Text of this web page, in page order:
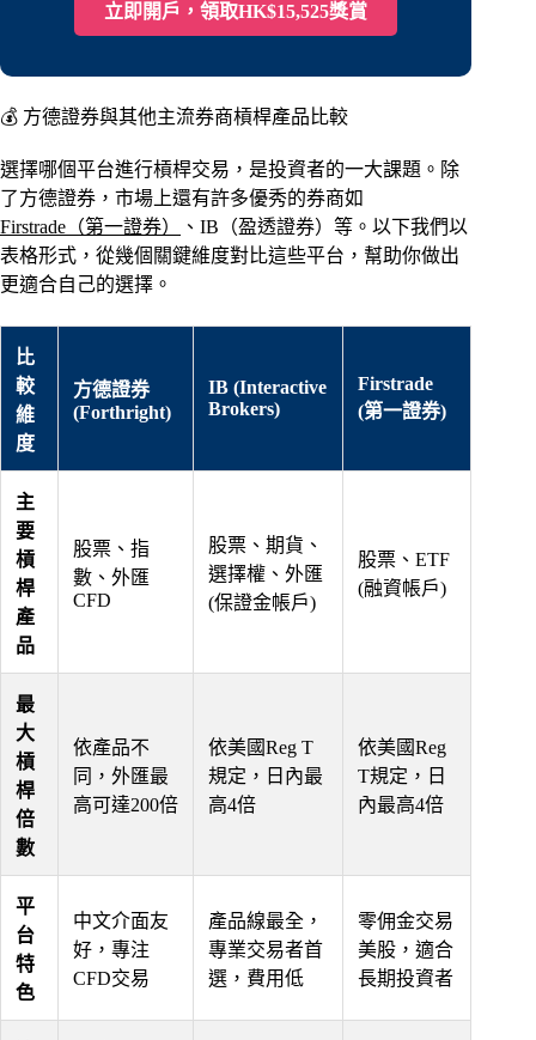
立即開戶，領取HK$15,525獎賞
💰 方德證券與其他主流券商槓桿產品比較
選擇哪個平台進行槓桿交易，是投資者的一大課題。除
了方德證券，市場上還有許多優秀的券商如
Firstrade（第一證券）
、IB（盈透證券）等。以下我們以
表格形式，從幾個關鍵維度對比這些平台，幫助你做出
更適合自己的選擇。
比
較
維
度
方德證券
(Forthright)
IB (Interactive
Brokers)
Firstrade
(第一證券)
主
要
槓
桿
產
品
股票、指
數、外匯
CFD
股票、期貨、
選擇權、外匯
(保證金帳戶)
股票、ETF
(融資帳戶)
最
大
槓
桿
倍
數
依產品不
同，外匯最
高可達200倍
依美國Reg T
規定，日內最
高4倍
依美國Reg
T規定，日
內最高4倍
平
台
特
色
中文介面友
好，專注
CFD交易
產品線最全，
專業交易者首
選，費用低
零佣金交易
美股，適合
長期投資者